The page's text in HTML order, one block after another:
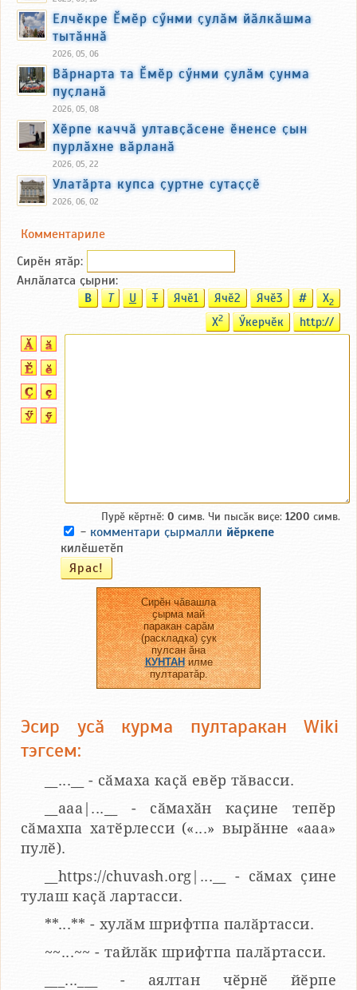
Елчӗкре Ӗмӗр сӳнми ҫулӑм йӑлкӑшма
тытӑннӑ
2026, 05, 06
Вӑрнарта та Ӗмӗр сӳнми ҫулӑм ҫунма
пуҫланӑ
2026, 05, 08
Хӗрпе каччӑ ултавҫӑсене ӗненсе ҫын
пурлӑхне вӑрланӑ
2026, 05, 22
Улатӑрта купса ҫуртне сутаҫҫӗ
2026, 06, 02
Комментариле
Сирӗн ятӑp:
Анлӑлатса ҫырни:
B T U T Ячӗ1 Ячӗ2 Ячӗ3 # X2
X2 Ӳкерчӗк http://
Пурӗ кӗртнӗ: 0 симв. Чи пысӑк виҫе: 1200 симв.
- комментари ҫырмалли йӗркепе
килӗшетӗп
Сирӗн чӑвашла
ҫырма май
паракан сарӑм
(раскладка) ҫук
пулсан ӑна
КУНТАНилме
пултаратӑр.
Эсир усӑ курма пултаракан Wiki
тэгсем:
__...__ - сӑмаха каҫӑ евӗр тӑвасси.
__aaa|...__ - сӑмахӑн каҫине тепӗр
сӑмахпа хатӗрлесси («...» вырӑнне «ааа»
пулӗ).
__https://chuvash.org|...__ - сӑмах ҫине
тулаш каҫӑ лартасси.
**...** - хулӑм шрифтпа палӑртасси.
~~...~~ - тайлӑк шрифтпа палӑртасси.
___...___ - аялтан чӗрнӗ йӗрпе